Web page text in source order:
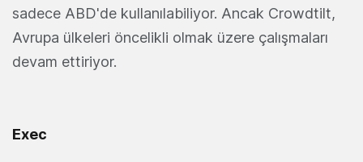
sadece ABD'de kullanılabiliyor. Ancak Crowdtilt,
Avrupa ülkeleri öncelikli olmak üzere çalışmaları
devam ettiriyor.
Exec